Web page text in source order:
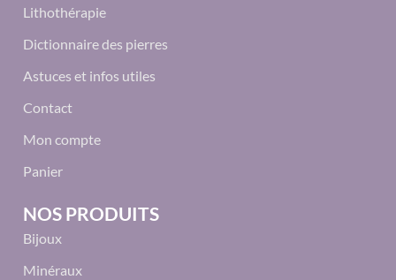
Lithothérapie
Dictionnaire des pierres
Astuces et infos utiles
Contact
Mon compte
Panier
NOS PRODUITS
Bijoux
Minéraux